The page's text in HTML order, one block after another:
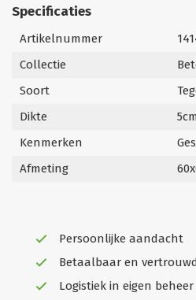
Specificaties
Artikelnummer
Collectie
Soort
Dikte
Kenmerken
Afmeting
Persoonlijke aandacht
Betaalbaar en
Logistiek in eigen beheer